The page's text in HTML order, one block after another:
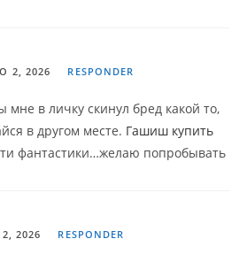
2, 2026 RESPONDER
мне в личку скинул бред какой то,
в другом месте. Гашиш купить
фантастики…желаю попробывать
2, 2026 RESPONDER